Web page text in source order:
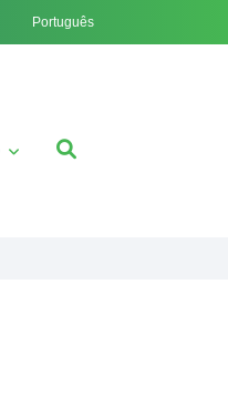
Português